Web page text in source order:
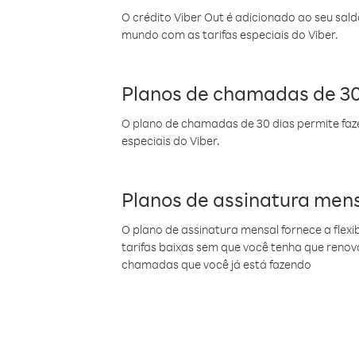
O crédito Viber Out é adicionado ao seu
mundo com as tarifas especiais do Viber.
Planos de chamadas de
O plano de chamadas de 30 dias permite
especiais do Viber.
Planos de assinatura
O plano de assinatura mensal fornece a
tarifas baixas sem que você tenha que
chamadas que você já está fazendo